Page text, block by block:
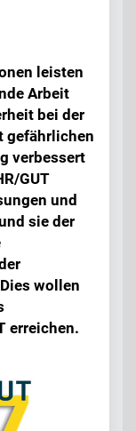
leisten
Arbeit
bei der
gefährlichen
verbessert
GUT
und
sie der
wollen
erreichen.